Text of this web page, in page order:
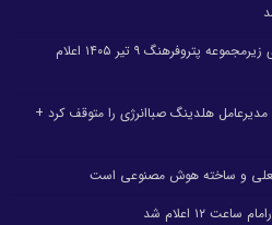
نتایج آزمون استخدامی شرکت های زیرمجموعه پتروفرهنگ ۹ تیر ۱۴۰۵ اعلام
هلدینگ صباانرژی را متوقف کرد +
و ساخته هوش مصنوعی است
۱۲ اعلام شد